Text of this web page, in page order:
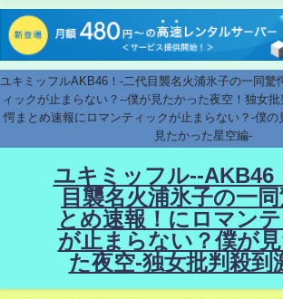
ユキミッフルAKB46！-二代目襲名火浦氷子の一同驚
ィックが止まらない？--僕が見たかった夜空！独女
愕まとめ速報にロマンティックが止まらない？-僕の
見たかった星空編-
ユキミッフル--AKB46
目襲名火浦氷子の一同
とめ速報！にロマン
が止まらない？僕が
た夜空-独女批判殺到